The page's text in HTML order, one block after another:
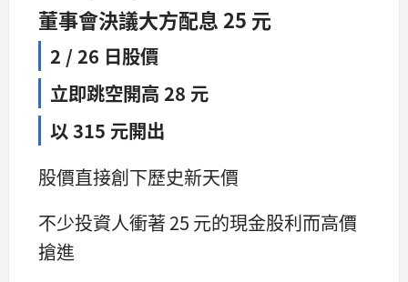
董事會決議大方配息 25 元
2 / 26 日股價
立即跳空開高 28 元
以 315 元開出
股價直接創下歷史新天價
不少投資人衝著 25 元的現金股利而高價
搶進